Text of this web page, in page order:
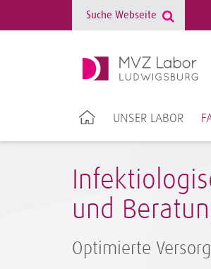
UNSER LABOR
und
Optimierte